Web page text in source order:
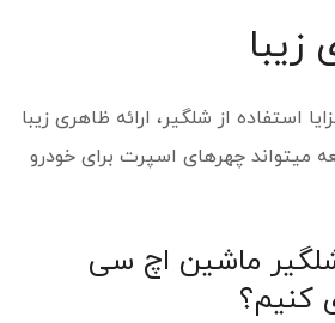
زیبا
استفاده از شلگیر، ارائه ظاهری زیبا
می­تواند چهره­ای اسپرت برای خودرو
ماشین اچ سی
کنیم؟